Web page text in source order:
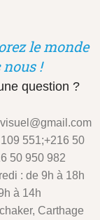
le monde
!
question ?
551;+216 50
50 950 982
: de 9h à 18h
à 14h
Carthage